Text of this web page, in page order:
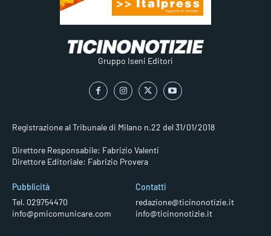
Gruppo Iseni Editori
Registrazione al Tribunale di Milano n.22 del 31/01/2018
Direttore Responsabile: Fabrizio Valenti
Direttore Editoriale: Fabrizio Provera
Pubblicità
Tel. 029754470
info@pmicomunicare.com
Contatti
redazione@ticinonotizie.it
info@ticinonotizie.it